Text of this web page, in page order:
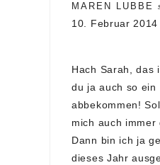
MAREN LUBBE
10. Februar
Hach Sarah, das
du ja auch so ein
abbekommen!
mich auch immer
Dann bin ich ja
dieses Jahr